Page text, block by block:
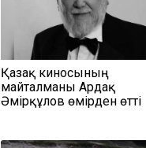
Қазақ киносының
майталманы Ардақ
Әмірқұлов өмірден өтті